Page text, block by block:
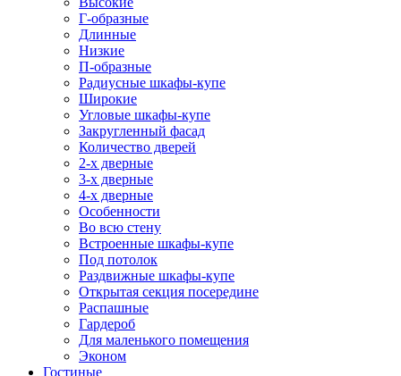
Г-образные
Длинные
Низкие
П-образные
Радиусные шкафы-купе
Широкие
Угловые шкафы-купе
Закругленный фасад
Количество дверей
2-х дверные
3-х дверные
4-х дверные
Особенности
Во всю стену
Встроенные шкафы-купе
Под потолок
Раздвижные шкафы-купе
Открытая секция посередине
Распашные
Гардероб
Для маленького помещения
Эконом
Гостиные